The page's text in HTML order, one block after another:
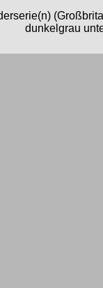
dunkelgrau